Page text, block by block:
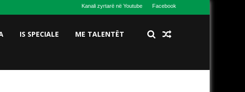
Kanali zyrtarë në Youtube Facebook
IS SPECIALE ME TALENTËT
Kumanovë!